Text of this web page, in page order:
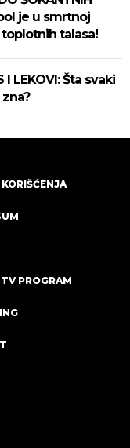
je u smrtnoj
talasa!
I LEKOVI: Šta svaki
PROGRAM